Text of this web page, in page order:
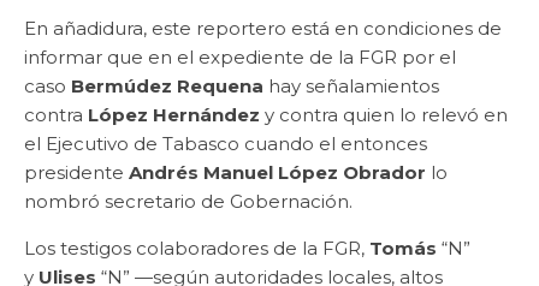
En añadidura, este reportero está en condiciones de
informar que en el expediente de la FGR por el
caso Bermúdez Requena hay señalamientos
contra López Hernández y contra quien lo relevó en
el Ejecutivo de Tabasco cuando el entonces
presidente Andrés Manuel López Obrador lo
nombró secretario de Gobernación.
Los testigos colaboradores de la FGR, Tomás “N”
y Ulises “N” —según autoridades locales, altos